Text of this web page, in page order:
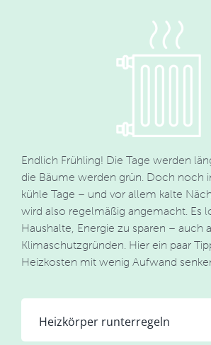
Endlich Frühling! Die Tage werden
die Bäume werden grün. Doch noch
kühle Tage – und vor allem kalte
wird also regelmäßig angemacht. Es
Haushalte, Energie zu sparen – auch
Klimaschutzgründen. Hier ein paar
Heizkosten mit wenig Aufwand
Heizkörper runterregeln